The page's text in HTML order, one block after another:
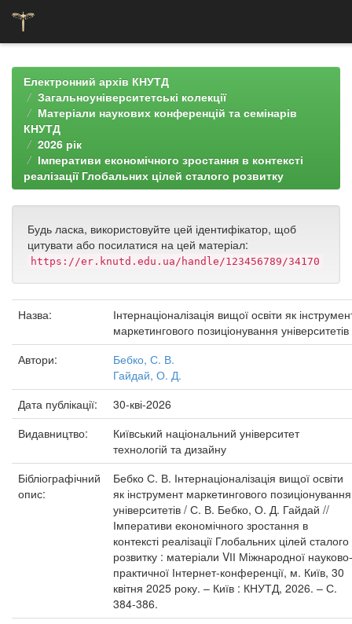
navigationЕлектронний архів КНУТД
Загальноуніверситетські колекції
Матеріали наукових конференцій та семінарів
КНУТД
2026 рік
Імперативи економічного зростання в контексті
реалізації Глобальних цілей сталого розвитку
Будь ласка, використовуйте цей ідентифікатор, щоб
цитувати або посилатися на цей матеріал:
https://er.knutd.edu.ua/handle/123456789/34170
Назва:
Інтернаціоналізація вищої освіти як
маркетингового позиціонування університетів
Автори:
Бебко, С. В.
Гайдай, О. Д.
Дата публікації:
30-кві-2026
Видавництво:
Київський національний університет
технологій та дизайну
Бібліографічний
опис:
Бебко С. В. Інтернаціоналізація вищої освіти
як інструмент маркетингового позиціонування
університетів / С. В. Бебко, О. Д. Гайдай //
Імперативи економічного зростання в
контексті реалізації Глобальних цілей сталого
розвитку : матеріали VІІ Міжнародної науково-
практичної Інтернет-конференції, м. Київ, 30
квітня 2025 року. – Київ : КНУТД, 2026. – С.
384-386.